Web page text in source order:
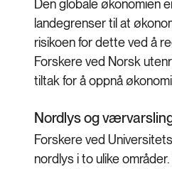
Den globale økonomien
landegrenser til at
risikoen for dette ved å
Forskere ved Norsk
tiltak for å oppnå
Nordlys og
Forskere ved
nordlys i to ulike